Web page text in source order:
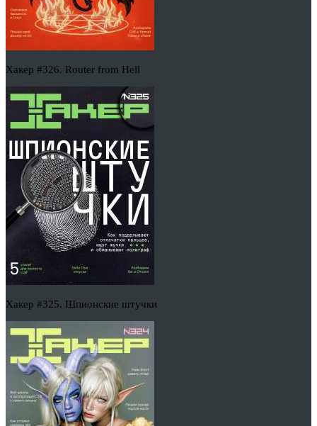
Хакер #326. Router from Hell
Хакер #325. Шпионские штучки